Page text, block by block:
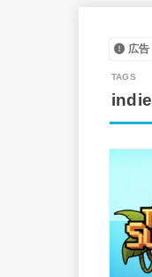
広告
indie